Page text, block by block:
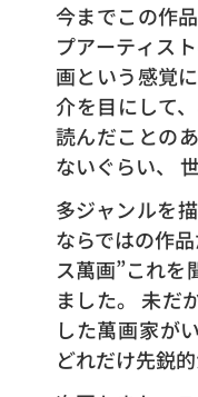
今までこの作
プアーティス
画という感覚
介を目にして
読んだことの
ないぐらい、
多ジャンルを
ならではの作
ス萬画”これを
ました。 未だ
した萬画家が
どれだけ先鋭